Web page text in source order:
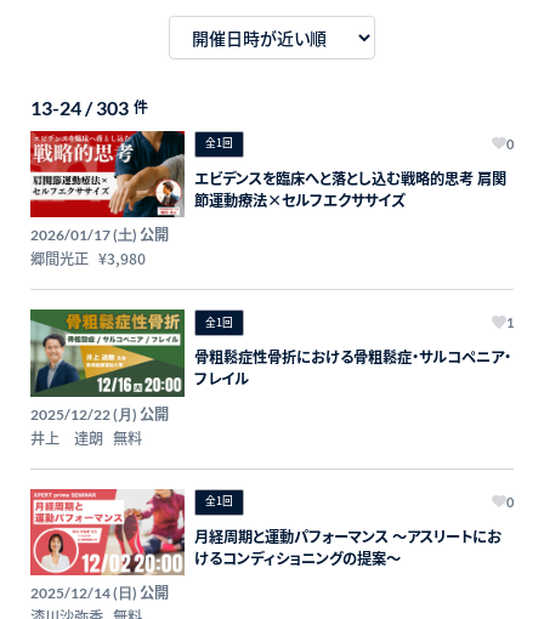
13-24 / 303 件
全1回 0
エビデンスを臨床へと落とし込む戦略的思考 肩関
節運動療法×セルフエクササイズ
2026/01/17 (土) 公開
郷間光正 ¥3,980
全1回 1
骨粗鬆症性骨折における骨粗鬆症・サルコペニア・
フレイル
2025/12/22 (月) 公開
井上 達朗 無料
全1回 0
月経周期と運動パフォーマンス 〜アスリートにお
けるコンディショニングの提案〜
2025/12/14 (日) 公開